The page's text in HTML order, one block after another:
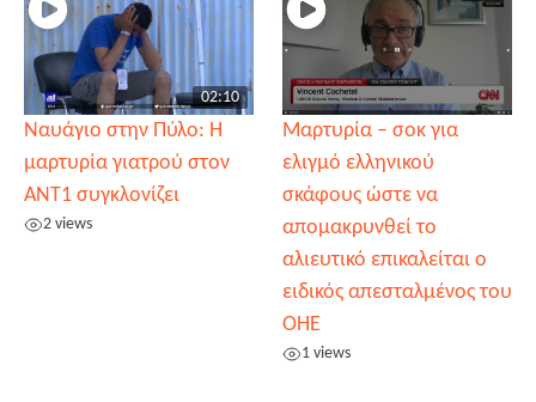
02:10
Ναυάγιο στην Πύλο: Η
μαρτυρία γιατρού στον
ΑΝΤ1 συγκλονίζει
2 views
Μαρτυρία – σοκ για
ελιγμό ελληνικού
σκάφους ώστε να
απομακρυνθεί το
αλιευτικό επικαλείται ο
ειδικός απεσταλμένος του
ΟΗΕ
1 views